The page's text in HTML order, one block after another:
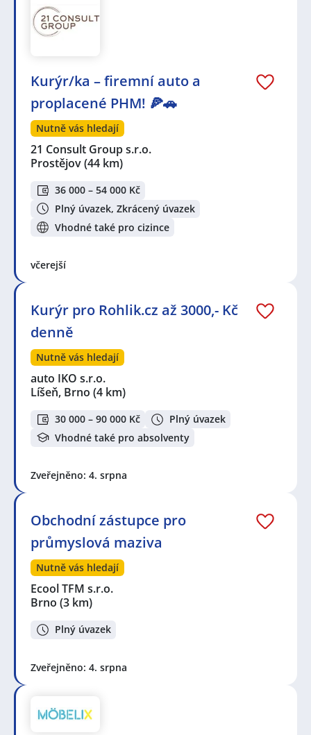
Kurýr/ka – firemní auto a
proplacené PHM! 🍕🚗
Nutně vás hledají
21 Consult Group s.r.o.
Prostějov(44 km)
36 000 – 54 000 Kč
Plný úvazek, Zkrácený úvazek
Vhodné také pro cizince
včerejší
Kurýr pro Rohlik.cz až 3000,- Kč
denně
Nutně vás hledají
auto IKO s.r.o.
Líšeň, Brno (4 km)
30 000 – 90 000 Kč
Plný úvazek
Vhodné také pro absolventy
Zveřejněno: 4. srpna
Obchodní zástupce pro
průmyslová maziva
Nutně vás hledají
Ecool TFM s.r.o.
Brno (3 km)
Plný úvazek
Zveřejněno: 4. srpna